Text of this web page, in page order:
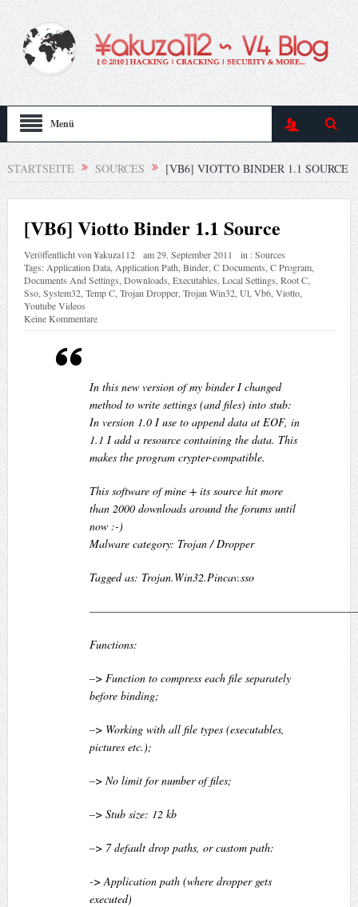
Menü
STARTSEITE SOURCES [VB6] VIOTTO BINDER 1.1 SOURCE
[VB6] Viotto Binder 1.1 Source
Veröffentlicht von¥akuza112 am29. September 2011 in :Sources
Tags: Application Data, Application Path Binder, C Documents C Program,
Documents And Settings Downloads Executables Local Settings Root C,
Sso, System32, Temp C, Trojan Dropper, Trojan Win32, Ul, Vb6, Viotto,
Youtube Videos
Keine Kommentare
In this new version of my binder I changed
method to write settings (and files) into stub:
In version 1.0 I use to append data at EOF, in
1.1 I add a resource containing the data. This
makes the program crypter-compatible.
This software of mine + its source hit more
than 2000 downloads around the forums until
now :-)
Malware category: Trojan / Dropper
Tagged as: Trojan.Win32.Pincav.sso
Functions:
–> Function to compress each file separately
before binding;
–> Working with all file types (executables,
pictures etc.);
–> No limit for number of files;
–> Stub size: 12 kb
–> 7 default drop paths, or custom path:
-> Application path (where dropper gets
executed)